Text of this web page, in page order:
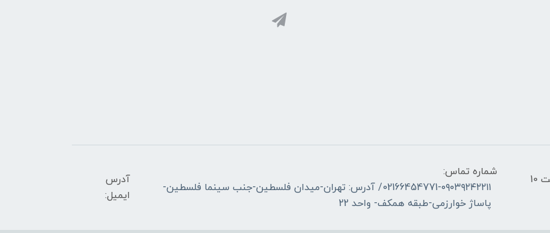
ساعات کاری فروشگاه _ شنبه تا چهارشنبه از ساعت 10
شماره تماس:
02166454771-۰۹۰۳۹۲۴۲۲۱۱/ آدرس: تهران-میدان فلسطین-جنب سینما فلسطین-
پاساژ خوارزمی-طبقه همکف- واحد 22
آدرس
ایمیل: